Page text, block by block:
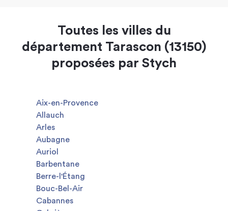
Toutes les villes du
département Tarascon (13150)
proposées par Stych
Aix-en-Provence
Allauch
Arles
Aubagne
Auriol
Barbentane
Berre-l'Étang
Bouc-Bel-Air
Cabannes